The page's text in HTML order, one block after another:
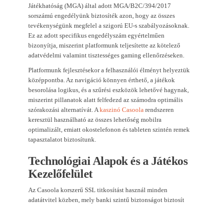
Játékhatóság (MGA) által adott MGA/B2C/394/2017
sorszámú engedélyünk biztosíték azon, hogy az összes
tevékenységünk megfelel a szigorú EU-s szabályozásoknak.
Ez az adott specifikus engedélyszám egyértelműen
bizonyítja, miszerint platformunk teljesítette az kötelező
adatvédelmi valamint tisztességes gaming ellenőrzéseken.
Platformunk fejlesztésekor a felhasználói élményt helyeztük
középpontba. Az navigáció könnyen érthető, a játékok
besorolása logikus, és a szűrési eszközök lehetővé hagynak,
miszerint pillanatok alatt felfedezd az számodra optimális
szórakozási alternatívát. A kaszinó Casoola rendszeren
keresztül használható az összes lehetőség mobilra
optimalizált, emiatt okostelefonon és tableten szintén remek
tapasztalatot biztosítunk.
Technológiai Alapok és a Játékos
Kezelőfelület
Az Casoola korszerű SSL titkosítást használ minden
adatátvitel közben, mely banki szintű biztonságot biztosít